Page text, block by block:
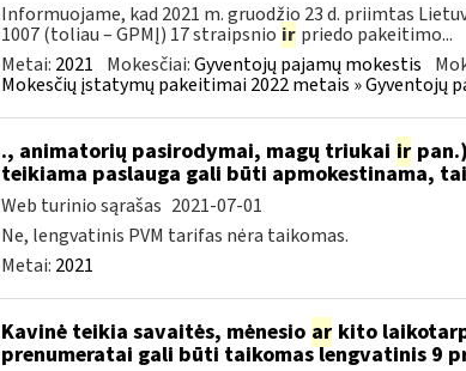
Informuojame, kad 2021 m. gruodžio 23 d. priimtas
1007 (toliau – GPMĮ) 17 straipsnio ir priedo pakeitimo...
Metai: 2021 Mokesčiai:Gyventojų pajamų mokestis
Mokesčių įstatymų pakeitimai 2022 metais » Gyventojų
., animatorių pasirodymai, magų triukai ir
teikiama paslauga gali būti apmokestinama,
Web turinio sąrašas 2021-07-01
Ne, lengvatinis PVM tarifas nėra taikomas.
Metai: 2021
Kavinė teikia savaitės, mėnesio arkito
prenumeratai gali būti taikomas lengvatinis 9